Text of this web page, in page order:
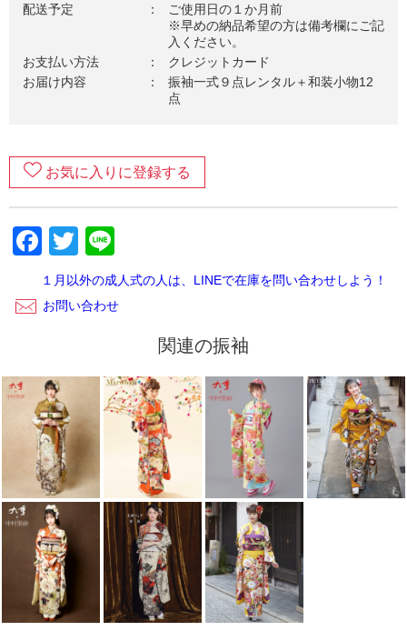
４．ご成人式当日（ご使用日）
振袖を着て、最高の記念日を楽しみましょう！当日の着付
け・ヘアセットの手配はお忘れなくご準備をお願いします。
す。
ご返却内容が確認できましたら、当店から受け取りの連絡が
ございます。レンタルご利用いただきありがとうございまし
配送予定
：
ご使用日の１か月前
※早めの納品希望の方は備考欄にご記
入ください。
お支払い方法
：
クレジットカード
お届け内容
：
振袖一式９点レンタル＋和装小物12
点
お気に入りに登録する
Facebook
Twitter
１月以外の成人式の人は、LINEで在庫を問い合わせしよう！
お問い合わせ
関連の振袖